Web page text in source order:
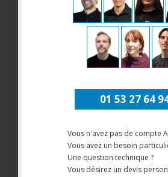
01 53 27 64
Vous n'avez pas de compte
Vous avez un besoin
Une question technique ?
Vous désirez un devis